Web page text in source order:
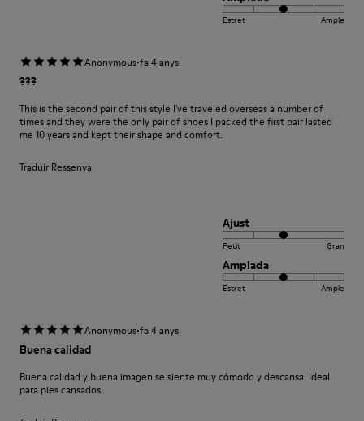
Estret Ample
Anonymous·fa 4 anys
???
This is the second pair of this style I've traveled overseas a number of
times and they were the only pair of shoes I packed the first pair lasted
me 10 years and kept their shape and comfort.
Traduir Ressenya
Ajust
Petit Gran
Amplada
Estret Ample
Anonymous·fa 4 anys
Buena calidad
Buena calidad y buena imagen se siente muy cómodo y descansa. Ideal
para pies cansados